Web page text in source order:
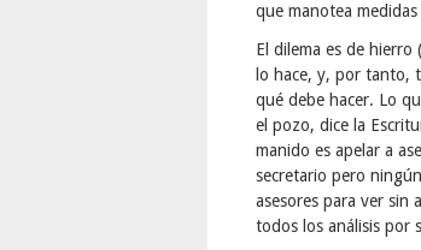
que manotea
El dilema es de
lo hace, y, por tanto,
qué debe hacer. Lo
el pozo, dice la
manido es apelar a
secretario pero
asesores para ver sin
todos los análisis por